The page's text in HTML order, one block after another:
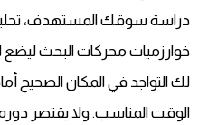
دراسة سوقك المستهدف،
خوارزميات محركات البحث
لك التواجد في المكان الصحيح
الوقت المناسب. ولا يقتصر